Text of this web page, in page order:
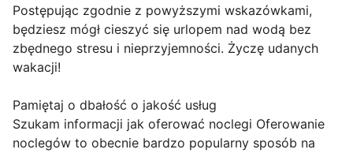
Postępując zgodnie z powyższymi wskazówkami,
będziesz mógł cieszyć się urlopem nad wodą bez
zbędnego stresu i nieprzyjemności. Życzę udanych
wakacji!
Pamiętaj o dbałość o jakość usług
Szukam informacji jak oferować noclegi Oferowanie
noclegów to obecnie bardzo popularny sposób na